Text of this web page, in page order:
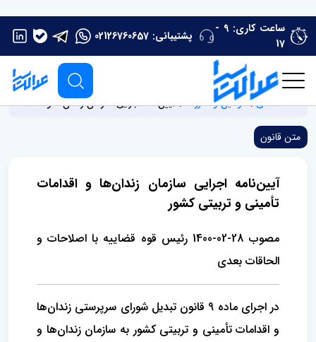
17
پشتیبانی: 02126760657
صفحه اصلی قوانین و مقررات آیین‌نامه اجرایی سازمان زندان‌ها و اقدامات
متن قانون
آیین‌نامه اجرایی سازمان زندان‌ها و اقدامات
تأمینی و تربیتی کشور
مصوب 28-02-1400 رئیس قوه قضاییه با اصلاحات و
الحاقات بعدی
در اجرای ماده 9 قانون تبدیل شورای سرپرستی زندان‌ها
و اقدامات تأمینی و تربیتی کشور به سازمان زندان‌ها و